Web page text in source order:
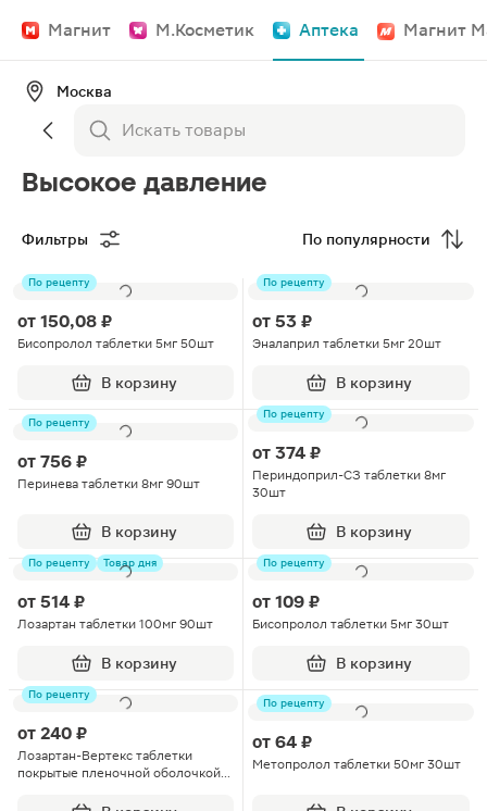
Магнит М.Косметик Аптека Магнит
Москва
Высокое давление
Фильтры По популярности
По рецепту
от 150,08 ₽
Бисопролол таблетки 5мг 50шт
В корзину
По рецепту
от 53 ₽
Эналаприл таблетки 5мг 20шт
В корзину
По рецепту
от 756 ₽
Перинева таблетки 8мг 90шт
В корзину
По рецепту
от 374 ₽
Периндоприл-СЗ таблетки 8мг
30шт
В корзину
По рецепту Товар дня
от 514 ₽
Лозартан таблетки 100мг 90шт
В корзину
По рецепту
от 109 ₽
Бисопролол таблетки 5мг 30шт
В корзину
По рецепту
от 240 ₽
Лозартан-Вертекс таблетки
покрытые пленочной оболочкой
По рецепту
от 64 ₽
Метопролол таблетки 50мг 30шт